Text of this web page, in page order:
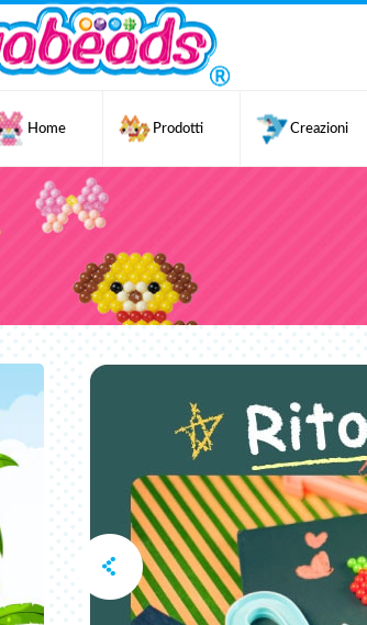
Home Prodotti Creazioni